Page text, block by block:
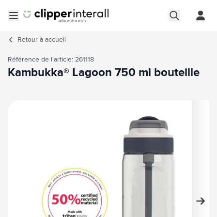
Retour à accueil
Référence de l'article: 261118
Kambukka® Lagoon 750 ml bouteille